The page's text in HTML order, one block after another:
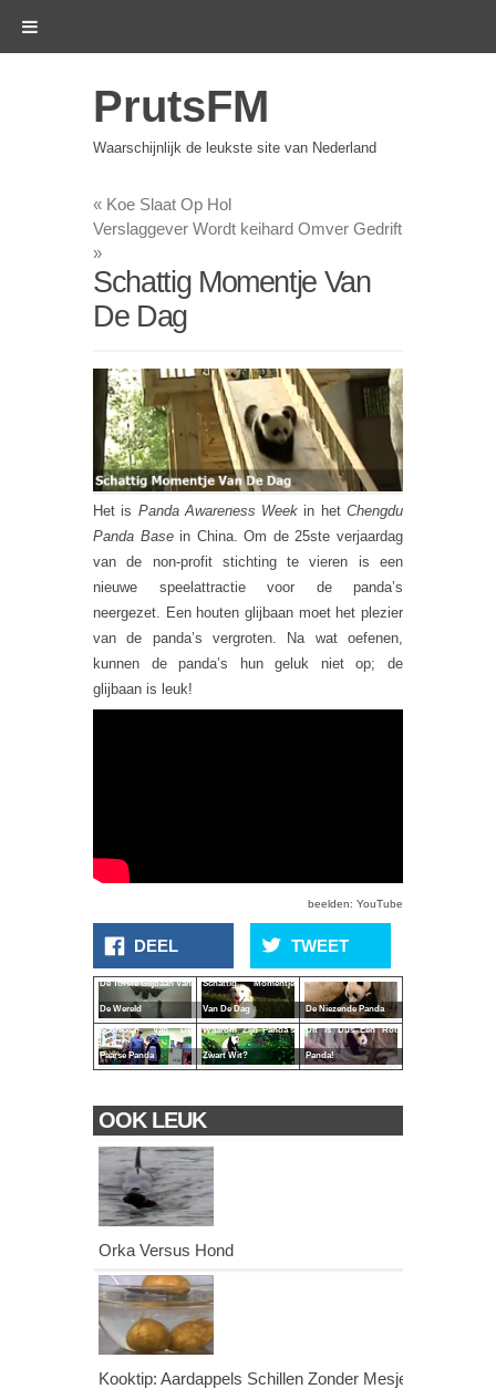
PrutsFM
Waarschijnlijk de leukste site van Nederland
« Koe Slaat Op Hol
Verslaggever Wordt keihard Omver Gedrift
»
Schattig Momentje Van
De Dag
Het is Panda Awareness Week in hetChengdu
Panda Basein China. Om de 25ste verjaardag
van de non-profit stichting te vieren is een
nieuwe speelattractie voor de panda’s
neergezet. Een houten glijbaan moet het plezier
van de panda’s vergroten. Na wat oefenen,
kunnen de panda’s hun geluk niet op; de
glijbaan is leuk!
beelden: YouTube
DEEL TWEET
De Tofste Glijbaan Van
De Wereld
Schattig Momentje
Van De Dag De Niezende Panda
Schrikken Van De
Paarse Panda
Waarom Zijn Panda's
Zwart Wit?
Dit Is Dus Een Rot
Panda!
OOK LEUK
Orka Versus Hond
Kooktip: Aardappels Schillen Zonder Mesje